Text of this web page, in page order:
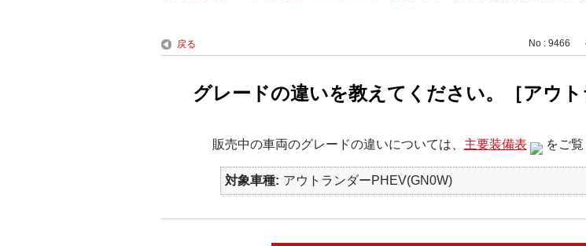
戻る No : 9466
グレードの違いを教えてください。［アウト
販売中の車両のグレードの違いについては、 主要装備表 をご覧
対象車種 アウトランダーPHEV(GN0W)